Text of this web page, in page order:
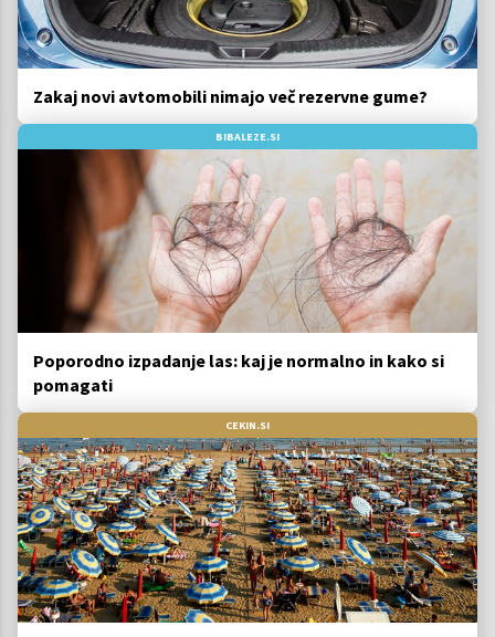
Zakaj novi avtomobili nimajo več rezervne gume?
BIBALEZE.SI
Poporodno izpadanje las: kaj je normalno in kako si
pomagati
CEKIN.SI